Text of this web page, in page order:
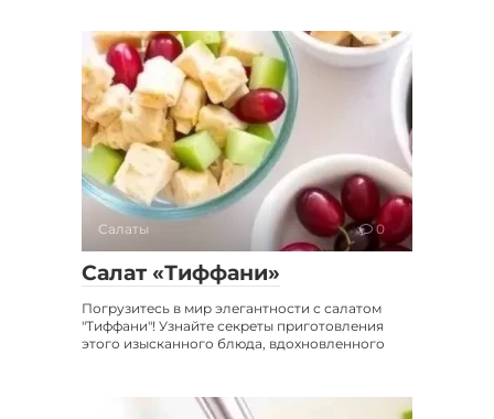
Салаты 0
Салат «Тиффани»
Погрузитесь в мир элегантности с салатом
"Тиффани"! Узнайте секреты приготовления
этого изысканного блюда, вдохновленного